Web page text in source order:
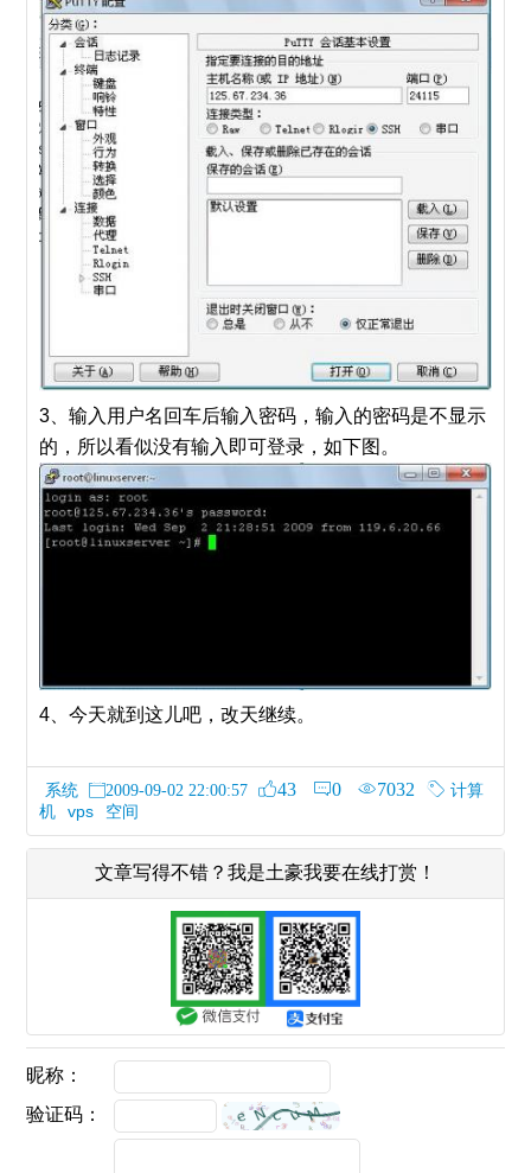
3、输入用户名回车后输入密码，输入的密码是不显示
的，所以看似没有输入即可登录，如下图。
4、今天就到这儿吧，改天继续。
系统 2009-09-02 22:00:57 43 0 7032
计算
机
vps 空间
文章写得不错？我是土豪我要在线打赏！
昵称：
验证码：